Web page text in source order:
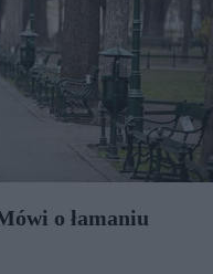
o łamaniu